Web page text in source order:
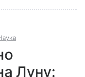
Луну: